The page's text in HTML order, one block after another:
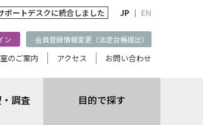
ポートデスクに統合しました JP ｜ EN
ン 会員登録情報変更（法定台帳提出）
のご案内 アクセス お問い合わせ
調査 目的で探す